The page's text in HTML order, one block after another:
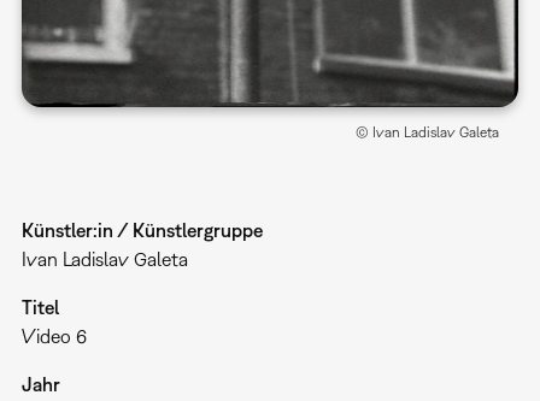
© Ivan Ladislav Galeta
Künstler:in / Künstlergruppe
Ivan Ladislav Galeta
Titel
Video 6
Jahr